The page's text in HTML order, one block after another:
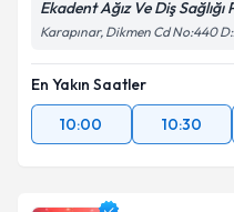
Ekadent Ağız Ve Diş Sağlığı
Karapınar, Dikmen Cd No:440
En Yakın Saatler
10:00
10:30